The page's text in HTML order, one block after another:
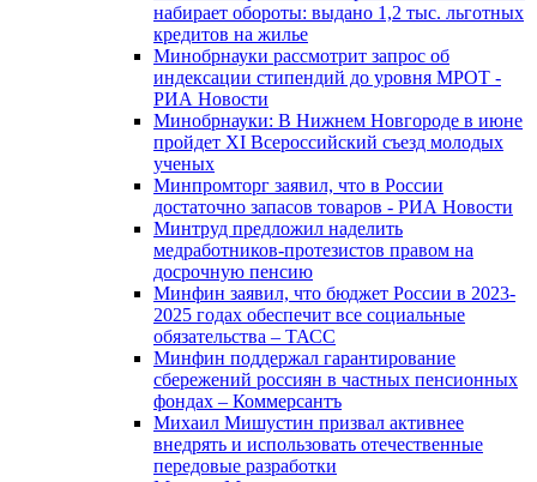
набирает обороты: выдано 1,2 тыс. льготных
кредитов на жилье
Минобрнауки рассмотрит запрос об
индексации стипендий до уровня МРОТ -
РИА Новости
Минобрнауки: В Нижнем Новгороде в июне
пройдет XI Всероссийский съезд молодых
ученых
Минпромторг заявил, что в России
достаточно запасов товаров - РИА Новости
Минтруд предложил наделить
медработников-протезистов правом на
досрочную пенсию
Минфин заявил, что бюджет России в 2023-
2025 годах обеспечит все социальные
обязательства – ТАСС
Минфин поддержал гарантирование
сбережений россиян в частных пенсионных
фондах – Коммерсантъ
Михаил Мишустин призвал активнее
внедрять и использовать отечественные
передовые разработки